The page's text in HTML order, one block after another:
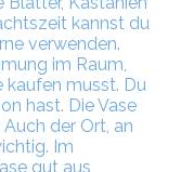
kannst du
verwenden.
im Raum,
kaufen musst. Du
hast. Die Vase
der Ort, an
Im
gut aus,